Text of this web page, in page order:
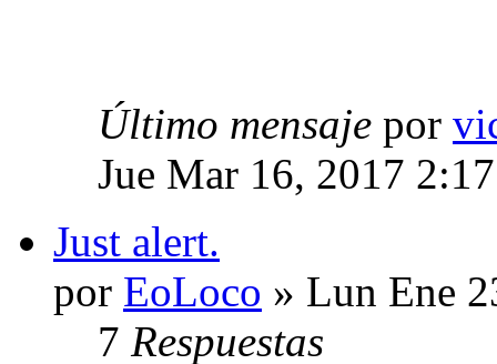
Último mensaje por
Jue Mar 16, 2017
Just alert.
por EoLoco » Lun Ene
7 Respuestas